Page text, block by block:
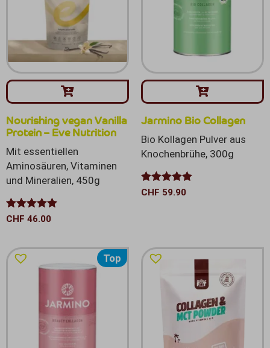
Nourishing vegan Vanilla
Protein – Eve Nutrition
CHF 46.00
Mit essentiellen
Aminosäuren, Vitaminen
und Mineralien, 450g
Bewertet mit
Jarmino Bio Collagen
CHF 59.90
Bio Kollagen Pulver aus
Knochenbrühe, 300g
Bewertet mit
Top